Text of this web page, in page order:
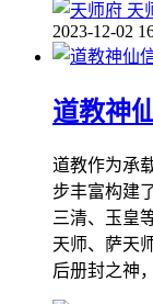
天
2023-12-02
道教神
道教作为承
步丰富构建
三清、玉皇
天师、萨天
后册封之神